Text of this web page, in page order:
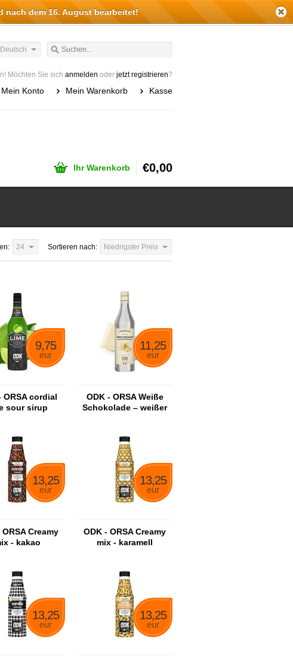
Deutsch
Möchten Sie sich anmelden oder jetzt registrieren?
Mein Konto Mein Warenkorb Kasse
Ihr Warenkorb €0,00
Sortieren nach: Niedrigster Preis
24
9,75
eur
ORSA cordial
sour sirup
11,25
eur
ODK - ORSA Weiße
Schokolade – weißer
13,25
eur
ORSA Creamy
- kakao
13,25
eur
ODK - ORSA Creamy
mix - karamell
13,25
eur
13,25
eur
dem 16. August bearbeitet!